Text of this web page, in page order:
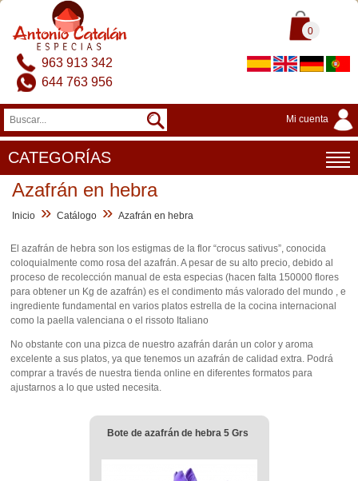
0
963 913 342
644 763 956
Mi cuenta
CATEGORÍAS
Azafrán en hebra
Inicio » Catálogo » Azafrán en hebra
El azafrán de hebra son los estigmas de la flor “crocus sativus”, conocida
coloquialmente como rosa del azafrán. A pesar de su alto precio, debido al
proceso de recolección manual de esta especias (hacen falta 150000 flores
para obtener un Kg de azafrán) es el condimento más valorado del mundo , e
ingrediente fundamental en varios platos estrella de la cocina internacional
como la paella valenciana o el rissoto Italiano
No obstante con una pizca de nuestro azafrán darán un color y aroma
excelente a sus platos, ya que tenemos un azafrán de calidad extra. Podrá
comprar a través de nuestra tienda online en diferentes formatos para
ajustarnos a lo que usted necesita.
Bote de azafrán de hebra 5 Grs